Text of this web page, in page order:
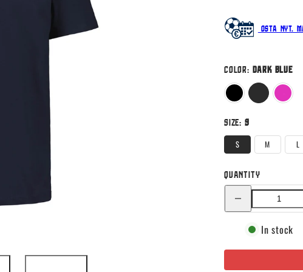
Osta nyt.
Color: Dark blue
Black Dark
blue
Pink
Size: S
S M L
Quantity
Decrease
quantity
for
In stock